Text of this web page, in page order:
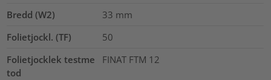
Bredd (W2)
33 mm
Folietjockl. (TF)
50
Folietjocklek testme
tod
FINAT FTM 12